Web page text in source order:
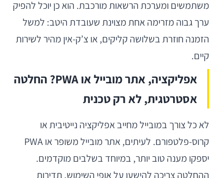
משתמשים ומערכת הרשאות מורכבת. הוא כן יוכל להפיק
ערך גבוה מזרימה אחת מצוינת שעובדת היטב: למשל
הזמנה חוזרת בשלושה קליקים, או צ’ק-אין מהיר לשירות
קיים.
אפליקציה, אתר מובייל או PWA? החלטה
אסטרטגית, לא רק טכנית
לא כל צורך במובייל מחייב אפליקציה נייטיבית או
קרוס-פלטפורם. לעיתים, אתר מובייל משופר או PWA
יספקו מענה טוב יותר, במיוחד בשלבים מוקדמים.
ההחלטה צריכה להישען על אופי השימוש, תדירות